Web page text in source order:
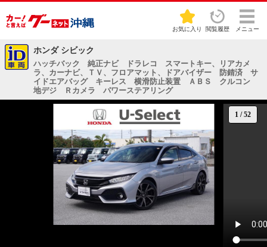
お気に入り 閲覧履歴 メニュー
ホンダ シビック
ハッチバック 純正ナビ ドラレコ スマートキー、リアカメ
ラ、カーナビ、ＴＶ、フロアマット、ドアバイザー 防錆済 サ
イドエアバッグ キーレス 横滑防止装置 ＡＢＳ クルコン
地デジ Ｒカメラ パワーステアリング
1 /52